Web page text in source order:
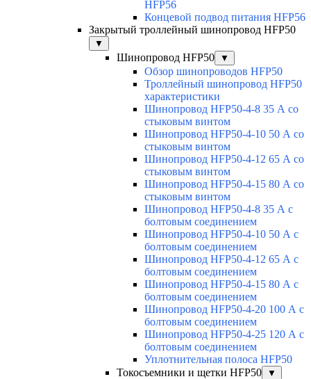
HFP56
Концевой подвод питания HFP56
Закрытый троллейный шинопровод HFP50
▼
Шинопровод HFP50 ▼
Обзор шинопроводов HFP50
Троллейный шинопровод HFP50
характеристики
Шинопровод HFP50-4-8 35 А со
стыковым винтом
Шинопровод HFP50-4-10 50 А со
стыковым винтом
Шинопровод HFP50-4-12 65 А со
стыковым винтом
Шинопровод HFP50-4-15 80 А со
стыковым винтом
Шинопровод HFP50-4-8 35 А с
болтовым соединением
Шинопровод HFP50-4-10 50 А с
болтовым соединением
Шинопровод HFP50-4-12 65 А с
болтовым соединением
Шинопровод HFP50-4-15 80 А с
болтовым соединением
Шинопровод HFP50-4-20 100 А с
болтовым соединением
Шинопровод HFP50-4-25 120 А с
болтовым соединением
Уплотнительная полоса HFP50
Токосъемники и щетки HFP50
▼